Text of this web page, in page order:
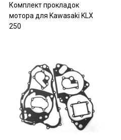
Комплект прокладок
мотора для Kawasaki KLX
250